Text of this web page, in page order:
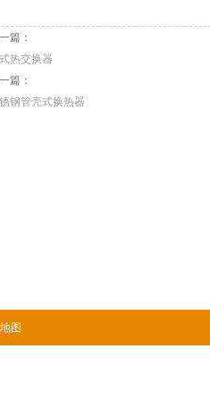
篇：
热交换器
篇：
钢管壳式换热器
图